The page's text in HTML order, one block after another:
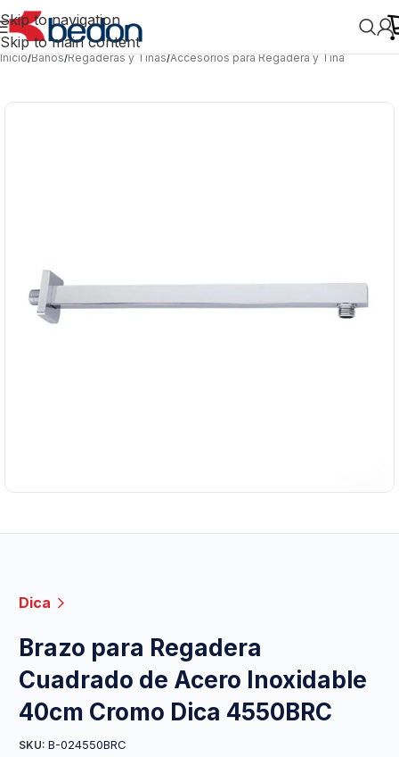
Skip to navigation
Skip to main content
Inicio/Baños/Regaderas y Tinas/Accesorios para Regadera y Tina
Dica
Brazo para Regadera
Cuadrado de Acero Inoxidable
40cm Cromo Dica 4550BRC
SKU: B-024550BRC